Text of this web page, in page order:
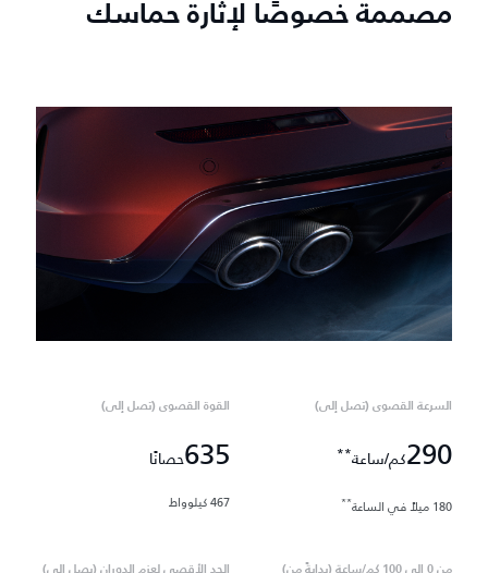
مصممة خصوصًا لإثارة حماسك
السرعة القصوى (تصل إلى)
290كم/ساعة**
180 ميلاً في الساعة **
القوة القصوى (تصل إلى)
635حصانًا
467 كيلوواط